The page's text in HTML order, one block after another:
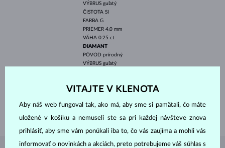
VÝBRUS guľatý
ČISTOTA SI
FARBA G
PRIEMER 4.0 mm
VÁHA 0.25 ct
DIAMANT
PÔVOD prírodný
VÝBRUS guľatý
PRIEMER
1.7 mm
VITAJTE V KLENOTA
Aby náš web fungoval tak, ako má, aby sme si pamätali, čo máte
uložené v košíku a nemuseli ste sa pri každej návšteve znova
prihlásiť, aby sme vám ponúkali iba to, čo vás zaujíma a mohli vás
informovať o novinkách a akciách, preto potrebujeme váš súhlas s